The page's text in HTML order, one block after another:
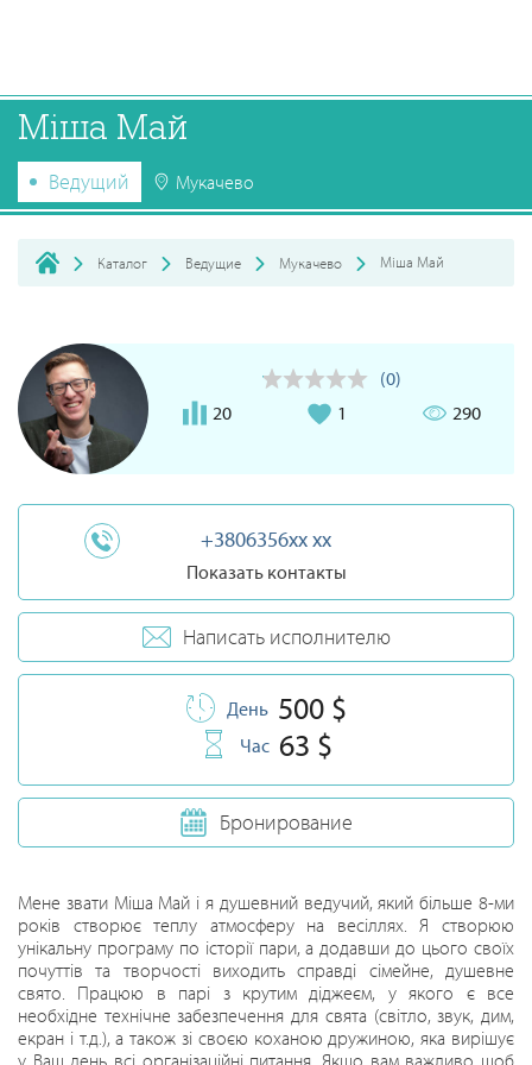
Міша Май
Ведущий Мукачево
Каталог Ведущие Мукачево Міша Май
(0)
20
1 290
+3806356xx xx
Показать контакты
Написать исполнителю
День 500 $
Час 63 $
Бронирование
Мене звати Міша Май і я душевний ведучий, який більше 8-ми
років створює теплу атмосферу на весіллях. Я створюю
унікальну програму по історії пари, а додавши до цього своїх
почуттів та творчості виходить справді сімейне, душевне
свято. Працюю в парі з крутим діджеєм, у якого є все
необхідне технічне забезпечення для свята (світло, звук, дим,
екран і т.д.), а також зі своєю коханою дружиною, яка вирішує
у Ваш день всі організаційні питання. Якщо вам важливо щоб